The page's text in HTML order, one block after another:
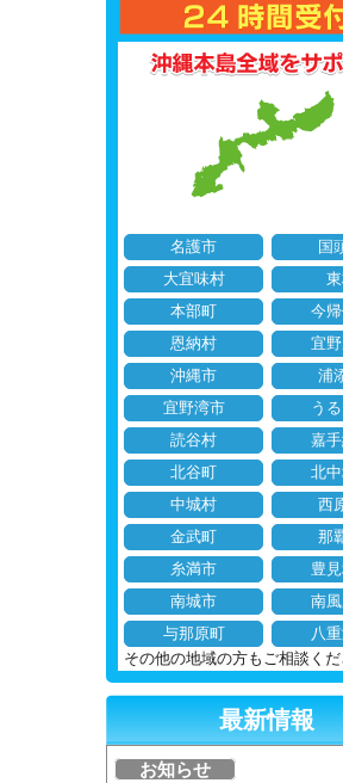
名護市
国
大宜味村
本部町
今
恩納村
宜
沖縄市
浦
宜野湾市
う
読谷村
嘉
北谷町
北
中城村
西
金武町
那
糸満市
豊
南城市
南
与那原町
八
その他の地域の方もご相談くだ
最新情報
お知らせ